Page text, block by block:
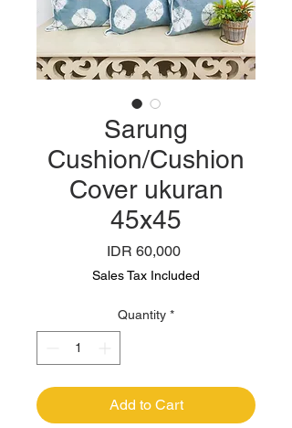
Sarung
Cushion/Cushion
Cover ukuran
45x45
IDR 60,000Price
Sales Tax Included
Quantity *
Add to Cart